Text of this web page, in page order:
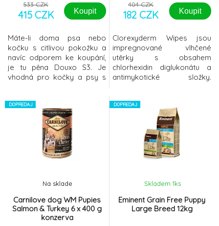
533 CZK
415 CZK Koupit
Máte-li doma psa nebo
kočku s citlivou pokožku a
navíc odporem ke koupání,
je tu pěna Douxo S3. Je
vhodná pro kočky a psy s
zdravého stavu kožní
bariéry. Zajišťuje vláčnou a
dlouhodobě hydratovanou
pokožku a zklidňuje
podráždění. Nanášení je
jednoduché, pěnu není třeba
404 CZK
182 CZK Koupit
Clorexyderm Wipes jsou
impregnované vlhčené
utěrky s obsahem
chlorhexidin diglukonátu a
antimykotické složky.
kůže, kožních záhybů a
meziprstních prostor. Působí
podpůrně při terapii kožních
onemocnění kvasinkového a
bakteriálního
původu. Nečistoty
DOPREDAJ
Carnilove dog WM Pupies
Salmon & Turkey 6 x 400 g
konzerva
Na sklade
DOPREDAJ
Eminent Grain Free Puppy
Large Breed 12kg
Skladem 1ks